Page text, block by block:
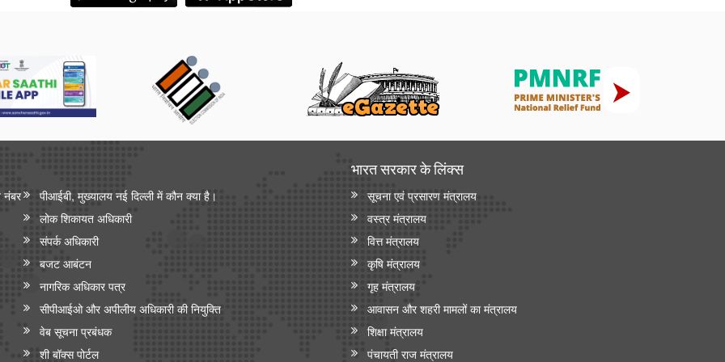
नंबर
पीआईबी, मुख्यालय नई दिल्ली में कौन क्या है।
लोक शिकायत अधिकारी
संपर्क अधिकारी
बजट आबंटन
नागरिक अधिकार पत्र
सीपीआईओ और अपी‍लीय अधिकारी की नियुक्ति
वेब सूचना प्रबंधक
शी बॉक्स पोर्टल
भारत सरकार के लिंक्‍स
सूचना एवं प्रसारण मंत्रालय
वस्त्र मंत्रालय
वित्त मंत्रालय
कृषि मंत्रालय
गृह मंत्रालय
आवासन और शहरी मामलों का मंत्रालय
शिक्षा मंत्रालय
पंचायती राज मंत्रालय